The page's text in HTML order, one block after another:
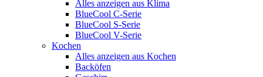
Alles anzeigen aus Klima
BlueCool C-Serie
BlueCool S-Serie
BlueCool V-Serie
Kochen
Alles anzeigen aus Kochen
Backöfen